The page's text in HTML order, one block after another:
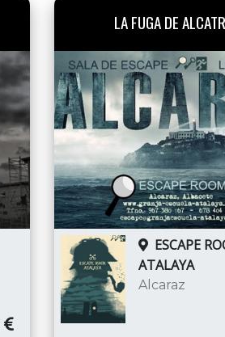
LA FUGA DE
ESCAPE
ATALAYA
Alcaraz